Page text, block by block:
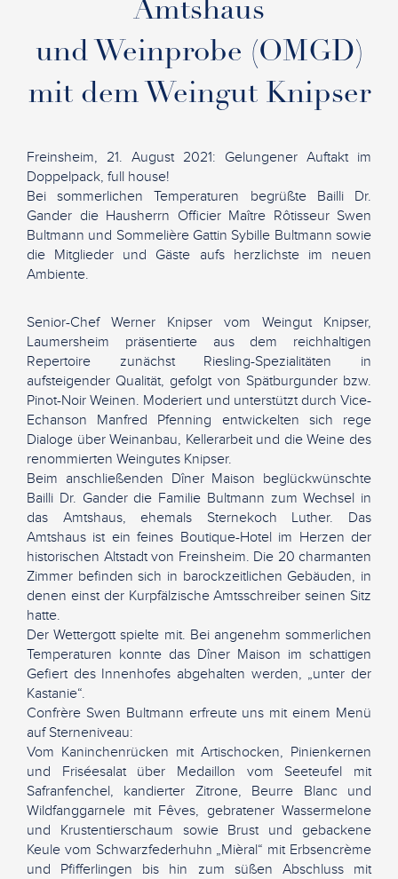
Amtshaus
und Weinprobe (OMGD)
mit dem Weingut Knipser
Freinsheim, 21. August 2021: Gelungener Auftakt im
Doppelpack, full house!
Bei sommerlichen Temperaturen begrüßte Bailli Dr.
Gander die Hausherrn Officier Maître Rôtisseur Swen
Bultmann und Sommelière Gattin Sybille Bultmann sowie
die Mitglieder und Gäste aufs herzlichste im neuen
Ambiente.
Senior-Chef Werner Knipser vom Weingut Knipser,
Laumersheim präsentierte aus dem reichhaltigen
Repertoire zunächst Riesling-Spezialitäten in
aufsteigender Qualität, gefolgt von Spätburgunder bzw.
Pinot-Noir Weinen. Moderiert und unterstützt durch Vice-
Echanson Manfred Pfenning entwickelten sich rege
Dialoge über Weinanbau, Kellerarbeit und die Weine des
renommierten Weingutes Knipser.
Beim anschließenden Dîner Maison beglückwünschte
Bailli Dr. Gander die Familie Bultmann zum Wechsel in
das Amtshaus, ehemals Sternekoch Luther. Das
Amtshaus ist ein feines Boutique-Hotel im Herzen der
historischen Altstadt von Freinsheim. Die 20 charmanten
Zimmer befinden sich in barockzeitlichen Gebäuden, in
denen einst der Kurpfälzische Amtsschreiber seinen Sitz
hatte.
Der Wettergott spielte mit. Bei angenehm sommerlichen
Temperaturen konnte das Dîner Maison im schattigen
Gefiert des Innenhofes abgehalten werden, „unter der
Kastanie“.
Confrère Swen Bultmann erfreute uns mit einem Menü
auf Sterneniveau:
Vom Kaninchenrücken mit Artischocken, Pinienkernen
und Friséesalat über Medaillon vom Seeteufel mit
Safranfenchel, kandierter Zitrone, Beurre Blanc und
Wildfanggarnele mit Fêves, gebratener Wassermelone
und Krustentierschaum sowie Brust und gebackene
Keule vom Schwarzfederhuhn „Mièral“ mit Erbsencrème
und Pfifferlingen bis hin zum süßen Abschluss mit